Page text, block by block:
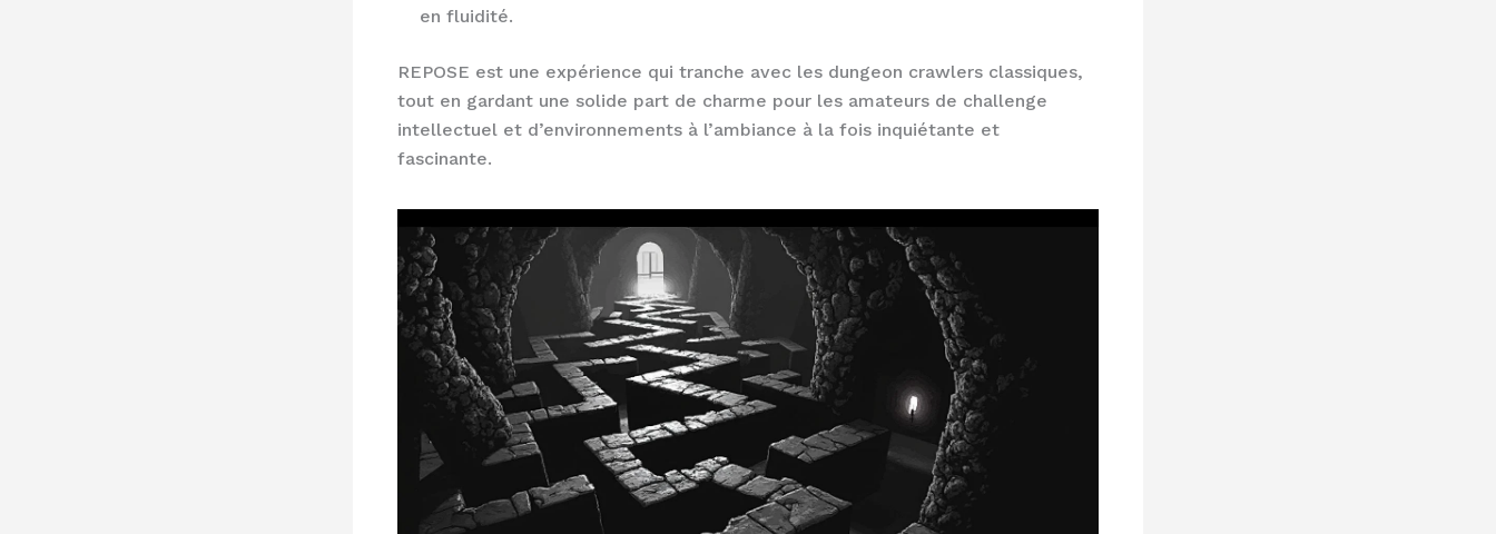
en fluidité.
REPOSE est une expérience qui tranche avec les dungeon crawlers classiques,
tout en gardant une solide part de charme pour les amateurs de challenge
intellectuel et d’environnements à l’ambiance à la fois inquiétante et
fascinante.